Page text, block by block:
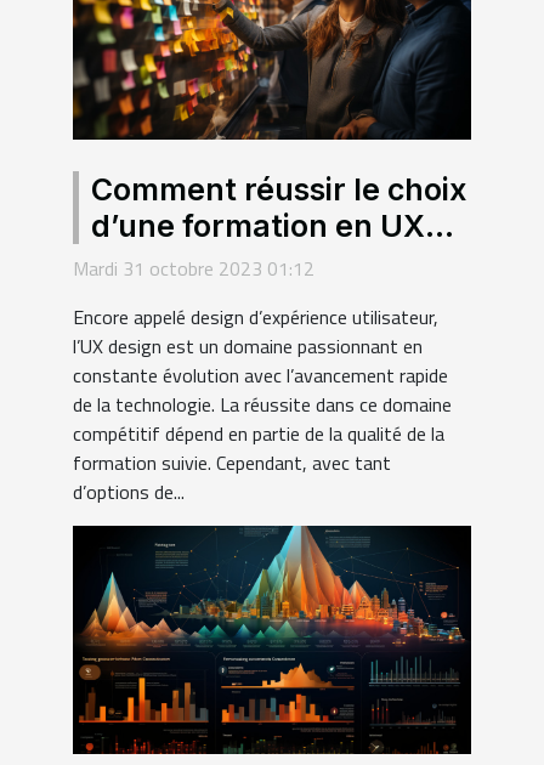
Comment réussir le choix
d’une formation en UX
design ?
Mardi 31 octobre 2023 01:12
Encore appelé design d’expérience utilisateur,
l’UX design est un domaine passionnant en
constante évolution avec l’avancement rapide
de la technologie. La réussite dans ce domaine
compétitif dépend en partie de la qualité de la
formation suivie. Cependant, avec tant
d’options de...